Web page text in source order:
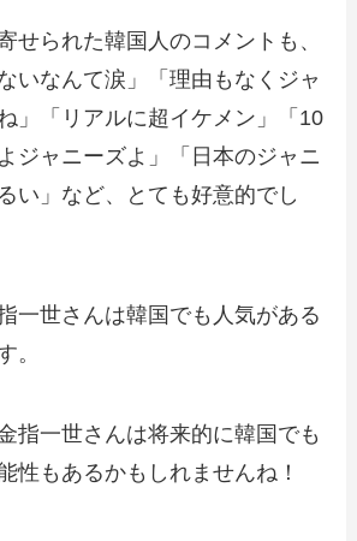
せられた韓国人のコメントも、
いなんて涙」「理由もなくジャ
」「リアルに超イケメン」「10
ジャニーズよ」「日本のジャニ
い」など、とても好意的でし
一世さんは韓国でも人気がある
。
指一世さんは将来的に韓国でも
性もあるかもしれませんね！